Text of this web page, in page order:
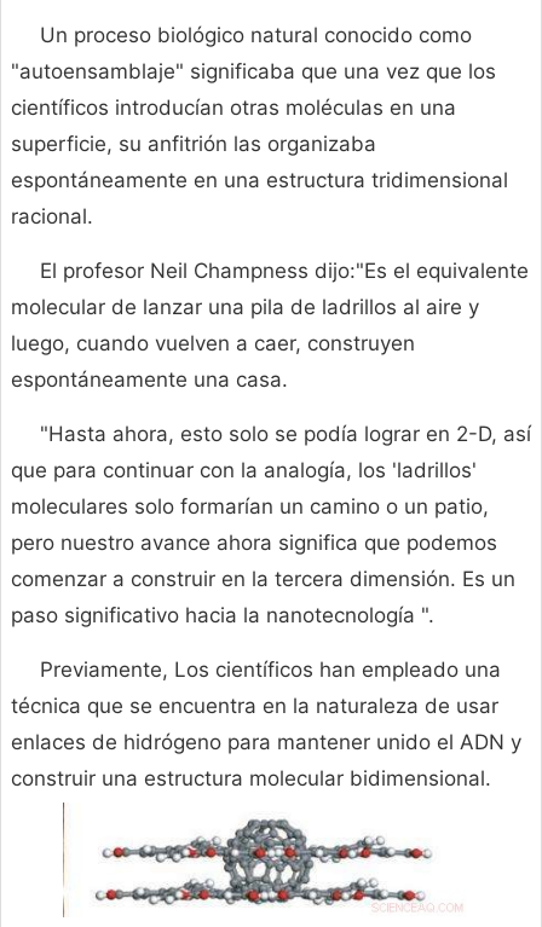
Un proceso biológico natural conocido como
"autoensamblaje" significaba que una vez que los
científicos introducían otras moléculas en una
superficie, su anfitrión las organizaba
espontáneamente en una estructura tridimensional
racional.
El profesor Neil Champness dijo:"Es el equivalente
molecular de lanzar una pila de ladrillos al aire y
luego, cuando vuelven a caer, construyen
espontáneamente una casa.
"Hasta ahora, esto solo se podía lograr en 2-D, así
que para continuar con la analogía, los 'ladrillos'
moleculares solo formarían un camino o un patio,
pero nuestro avance ahora significa que podemos
comenzar a construir en la tercera dimensión. Es un
paso significativo hacia la nanotecnología ".
Previamente, Los científicos han empleado una
técnica que se encuentra en la naturaleza de usar
enlaces de hidrógeno para mantener unido el ADN y
construir una estructura molecular bidimensional.